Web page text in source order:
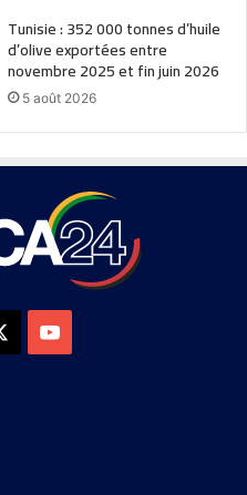
Tunisie : 352 000 tonnes d’huile
d’olive exportées entre
novembre 2025 et fin juin 2026
5 août 2026